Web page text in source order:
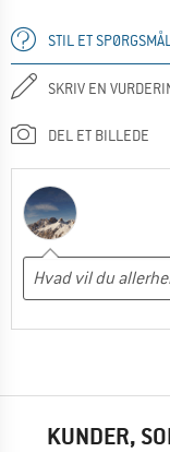
STIL ET
SKRIV EN
DEL ET BILLEDE
KUNDER,